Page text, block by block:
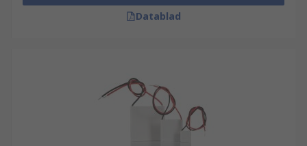
Datablad